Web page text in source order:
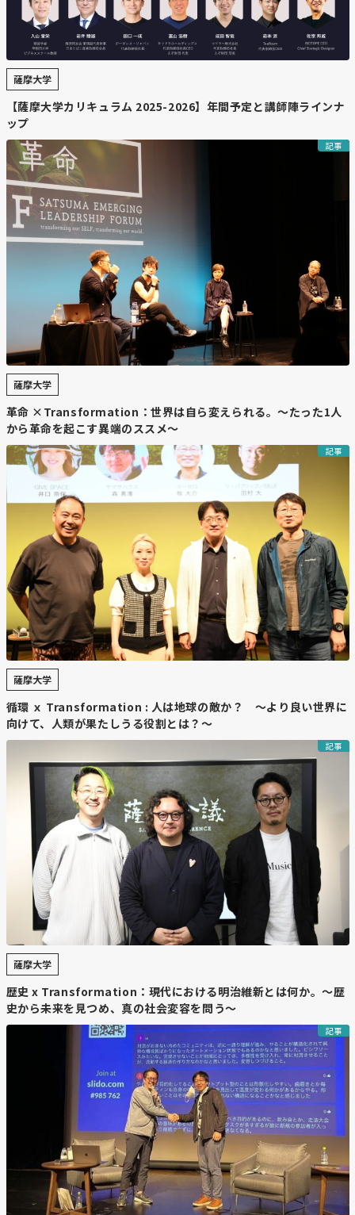
薩摩大学
【薩摩大学カリキュラム 2025-2026】年間予定と講師陣ラインナ
ップ
記事
薩摩大学
革命 ×Transformation：世界は自ら変えられる。〜たった1人
から革命を起こす異端のススメ〜
記事
薩摩大学
循環 ｘ Transformation : 人は地球の敵か？ 〜より良い世界に
向けて、人類が果たしうる役割とは？～
記事
薩摩大学
歴史 x Transformation：現代における明治維新とは何か。～歴
史から未来を見つめ、真の社会変容を問う～
記事